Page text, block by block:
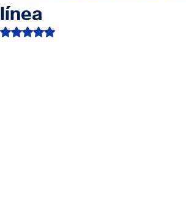
línea
Obtuvo NaN de 5 estrellas.